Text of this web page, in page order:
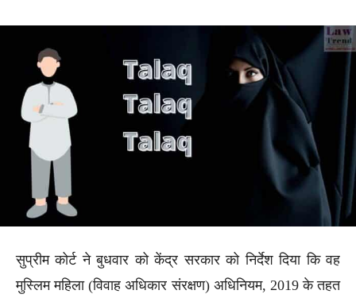
सुप्रीम कोर्ट ने बुधवार को केंद्र सरकार को निर्देश दिया कि वह
मुस्लिम महिला (विवाह अधिकार संरक्षण) अधिनियम, 2019 के तहत